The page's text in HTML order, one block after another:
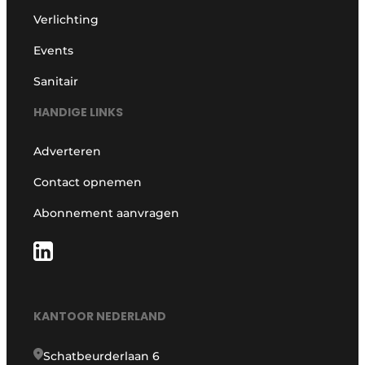
Verlichting
Events
Sanitair
HANDIGE LINKS
Adverteren
Contact opnemen
Abonnement aanvragen
KANTOOR NEDERLAND
Schatbeurderlaan 6